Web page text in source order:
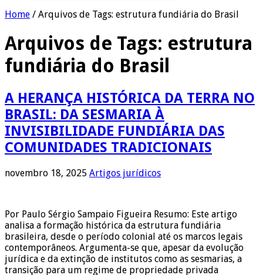
Home / Arquivos de Tags: estrutura fundiária do Brasil
Arquivos de Tags: estrutura
fundiária do Brasil
A HERANÇA HISTÓRICA DA TERRA NO
BRASIL: DA SESMARIA À
INVISIBILIDADE FUNDIÁRIA DAS
COMUNIDADES TRADICIONAIS
novembro 18, 2025 Artigos jurídicos
Por Paulo Sérgio Sampaio Figueira Resumo: Este artigo
analisa a formação histórica da estrutura fundiária
brasileira, desde o período colonial até os marcos legais
contemporâneos. Argumenta-se que, apesar da evolução
jurídica e da extinção de institutos como as sesmarias, a
transição para um regime de propriedade privada